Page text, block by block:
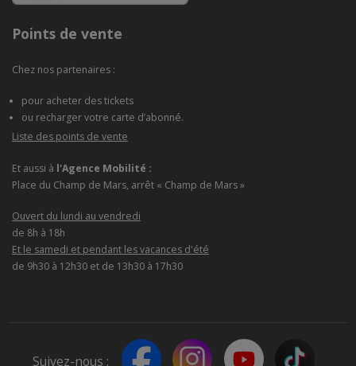
Points de vente
Chez nos partenaires :
pour acheter des tickets
ou recharger votre carte d’abonné.
Liste des points de vente
Et aussi à l'Agence Mobilité :
Place du Champ de Mars, arrêt « Champ de Mars »
Ouvert du lundi au vendredi
de 8h à 18h
Et le samedi et pendant les vacances d'été
de 9h30 à 12h30 et de 13h30 à 17h30
Suivez-nous :